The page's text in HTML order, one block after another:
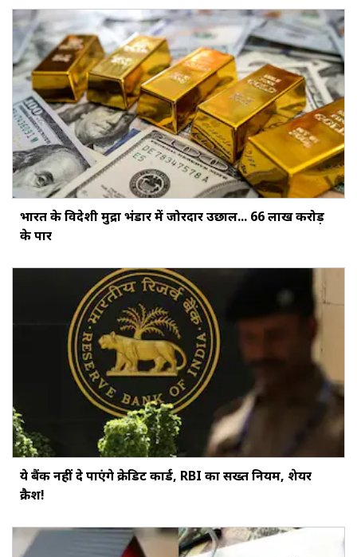
भारत के विदेशी मुद्रा भंडार में जोरदार उछाल... ₹66 लाख करोड़
के पार
ये बैंक नहीं दे पाएंगे क्रेडिट कार्ड, RBI का सख्‍त नियम, शेयर
क्रैश!